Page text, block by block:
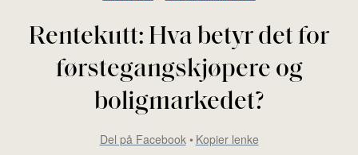
Rentekutt: Hva betyr det for
førstegangskjøpere og
boligmarkedet?
Del på Facebook Kopier lenke